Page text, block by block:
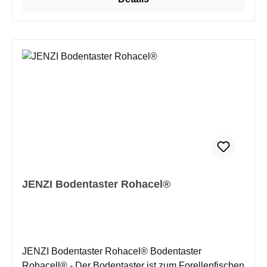
JENZI Bodentaster Rohacel®
JENZI Bodentaster Rohacel® Bodentaster